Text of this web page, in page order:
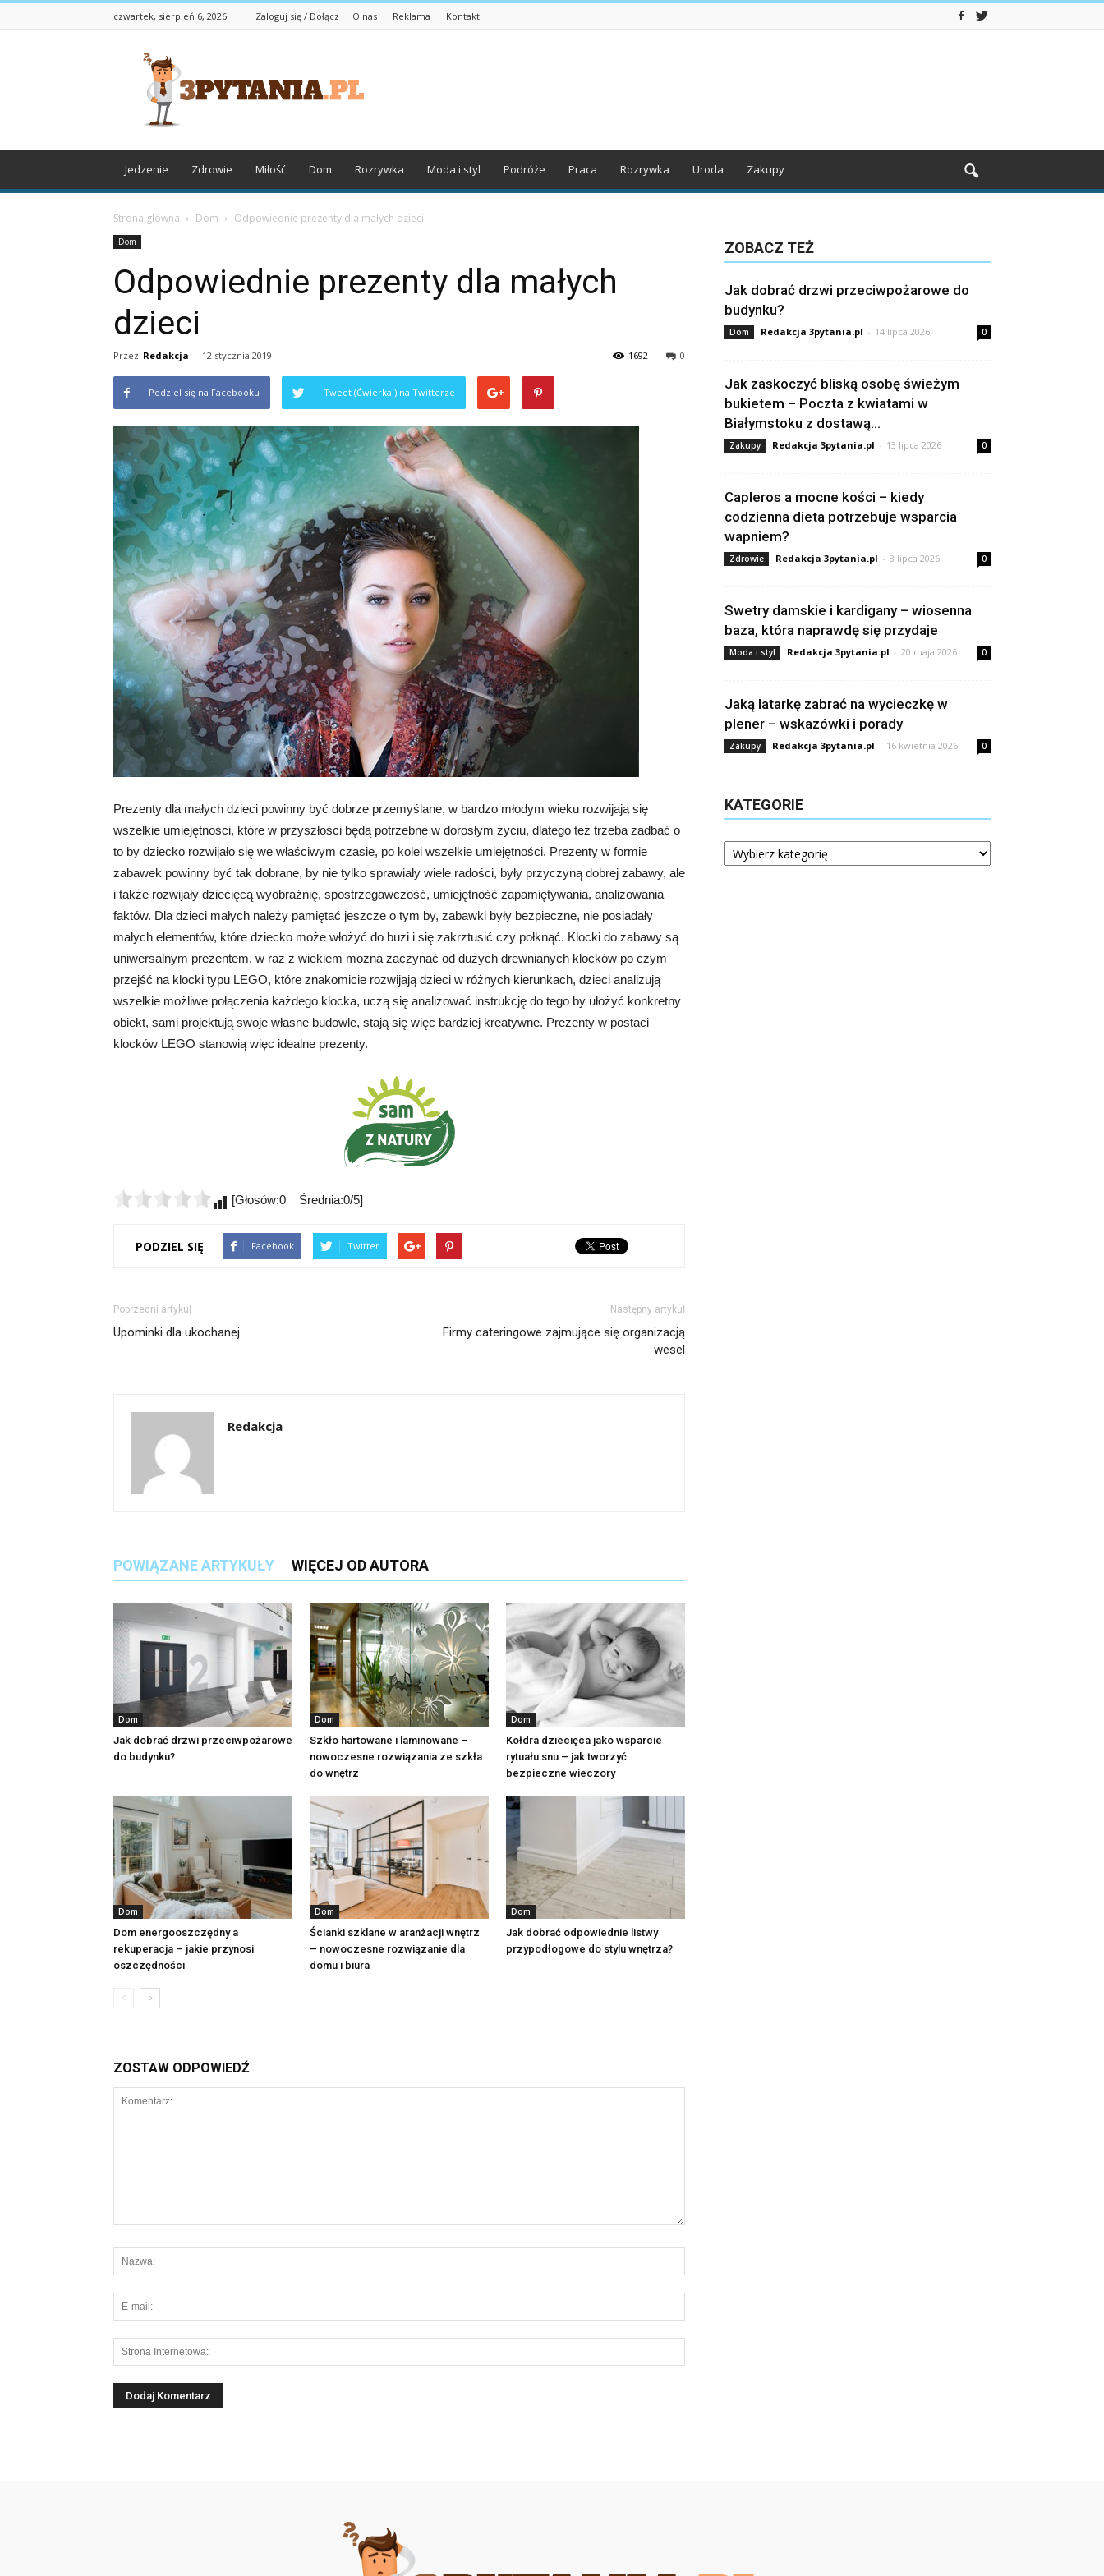
czwartek, sierpień 6, 2026 Zaloguj się / Dołącz O nas Reklama Kontakt
3pytania.pl
Jedzenie Zdrowie Miłość Dom Rozrywka Moda i styl Podróże Praca Rozrywka Uroda Zakupy
Strona główna Dom Odpowiednie prezenty dla małych dzieci
Dom
Odpowiednie prezenty dla małych
dzieci
Przez Redakcja - 12 stycznia 2019 0
1692
Podziel się na Facebooku Tweet (Ćwierkaj) na Twitterze
Prezenty dla małych dzieci powinny być dobrze przemyślane, w bardzo młodym wieku rozwijają się
wszelkie umiejętności, które w przyszłości będą potrzebne w dorosłym życiu, dlatego też trzeba zadbać o
to by dziecko rozwijało się we właściwym czasie, po kolei wszelkie umiejętności. Prezenty w formie
zabawek powinny być tak dobrane, by nie tylko sprawiały wiele radości, były przyczyną dobrej zabawy, ale
i także rozwijały dziecięcą wyobraźnię, spostrzegawczość, umiejętność zapamiętywania, analizowania
faktów. Dla dzieci małych należy pamiętać jeszcze o tym by, zabawki były bezpieczne, nie posiadały
małych elementów, które dziecko może włożyć do buzi i się zakrztusić czy połknąć. Klocki do zabawy są
uniwersalnym prezentem, w raz z wiekiem można zaczynać od dużych drewnianych klocków po czym
przejść na klocki typu LEGO, które znakomicie rozwijają dzieci w różnych kierunkach, dzieci analizują
wszelkie możliwe połączenia każdego klocka, uczą się analizować instrukcję do tego by ułożyć konkretny
obiekt, sami projektują swoje własne budowle, stają się więc bardziej kreatywne. Prezenty w postaci
klocków LEGO stanowią więc idealne prezenty.
[Głosów:0 Średnia:0/5]
PODZIEL SIĘ Facebook Twitter
Poprzedni artykuł
Upominki dla ukochanej
Następny artykuł
Firmy cateringowe zajmujące się organizacją
wesel
Redakcja
POWIĄZANE ARTYKUŁY WIĘCEJ OD AUTORA
Dom
Jak dobrać drzwi przeciwpożarowe
do budynku?
Dom
Szkło hartowane i laminowane –
nowoczesne rozwiązania ze szkła
do wnętrz
Dom
Kołdra dziecięca jako wsparcie
rytuału snu – jak tworzyć
bezpieczne wieczory
Dom
Dom energooszczędny a
rekuperacja – jakie przynosi
oszczędności
Dom
Ścianki szklane w aranżacji wnętrz
– nowoczesne rozwiązanie dla
domu i biura
Dom
Jak dobrać odpowiednie listwy
przypodłogowe do stylu wnętrza?
ZOSTAW ODPOWIEDŹ
ZOBACZ TEŻ
Jak dobrać drzwi przeciwpożarowe do
budynku?
Dom Redakcja 3pytania.pl - 14 lipca 2026 0
Jak zaskoczyć bliską osobę świeżym
bukietem – Poczta z kwiatami w
Białymstoku z dostawą...
Zakupy Redakcja 3pytania.pl - 13 lipca 2026 0
Capleros a mocne kości – kiedy
codzienna dieta potrzebuje wsparcia
wapniem?
Zdrowie Redakcja 3pytania.pl - 8 lipca 2026 0
Swetry damskie i kardigany – wiosenna
baza, która naprawdę się przydaje
Moda i styl Redakcja 3pytania.pl - 20 maja 2026 0
Jaką latarkę zabrać na wycieczkę w
plener – wskazówki i porady
Zakupy Redakcja 3pytania.pl - 16 kwietnia 2026 0
KATEGORIE
Kategorie